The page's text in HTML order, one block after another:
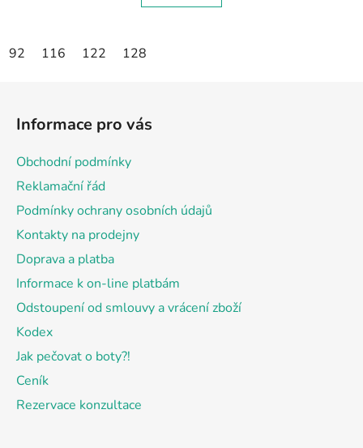
92 116 122 128
Informace pro vás
Obchodní podmínky
Reklamační řád
Podmínky ochrany osobních údajů
Kontakty na prodejny
Doprava a platba
Informace k on-line platbám
Odstoupení od smlouvy a vrácení zboží
Kodex
Jak pečovat o boty?!
Ceník
Rezervace konzultace